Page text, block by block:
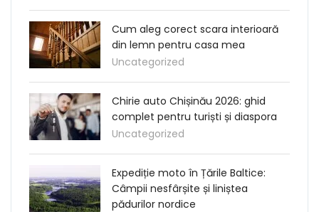
Cum aleg corect scara interioară
din lemn pentru casa mea
Uncategorized
Chirie auto Chișinău 2026: ghid
complet pentru turiști și diaspora
Uncategorized
Expediție moto în Țările Baltice:
Câmpii nesfârșite și liniștea
pădurilor nordice